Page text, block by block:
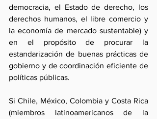
democracia, el Estado de derecho, los
derechos humanos, el libre comercio y
la economía de mercado sustentable) y
en el propósito de procurar la
estandarización de buenas prácticas de
gobierno y de coordinación eficiente de
políticas públicas.
Si Chile, México, Colombia y Costa Rica
(miembros latinoamericanos de la